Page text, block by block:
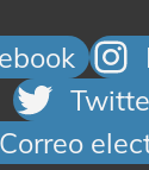
Correo